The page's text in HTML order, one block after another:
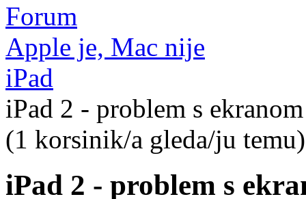
Forum
Apple je, Mac nije
iPad
iPad 2 - problem s ekranom
(1 korsinik/a gleda/ju
iPad 2 - problem s